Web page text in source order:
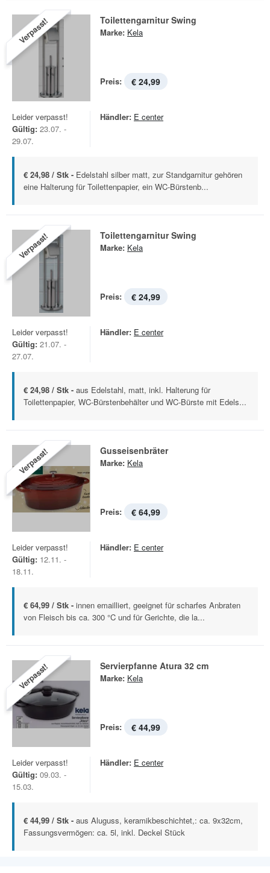
Verpasst! Toilettengarnitur Swing
Marke: Kela
Preis: € 24,99
Leider verpasst!
Gültig: 23.07. -
29.07.
Händler: E center
€ 24,98 / Stk - Edelstahl silber matt, zur Standgarnitur gehören
eine Halterung für Toilettenpapier, ein WC-Bürstenb...
Verpasst! Toilettengarnitur Swing
Marke: Kela
Preis: € 24,99
Leider verpasst!
Gültig: 21.07. -
27.07.
Händler: E center
€ 24,98 / Stk - aus Edelstahl, matt, inkl. Halterung für
Toilettenpapier, WC-Bürstenbehälter und WC-Bürste mit Edels...
Verpasst! Gusseisenbräter
Marke: Kela
Preis: € 64,99
Leider verpasst!
Gültig: 12.11. -
18.11.
Händler: E center
€ 64,99 / Stk - innen emailliert, geeignet für scharfes Anbraten
von Fleisch bis ca. 300 °C und für Gerichte, die la...
Verpasst! Servierpfanne Atura 32 cm
Marke: Kela
Preis: € 44,99
Leider verpasst!
Gültig: 09.03. -
15.03.
Händler: E center
€ 44,99 / Stk - aus Aluguss, keramikbeschichtet,: ca. 9x32cm,
Fassungsvermögen: ca. 5l, inkl. Deckel Stück